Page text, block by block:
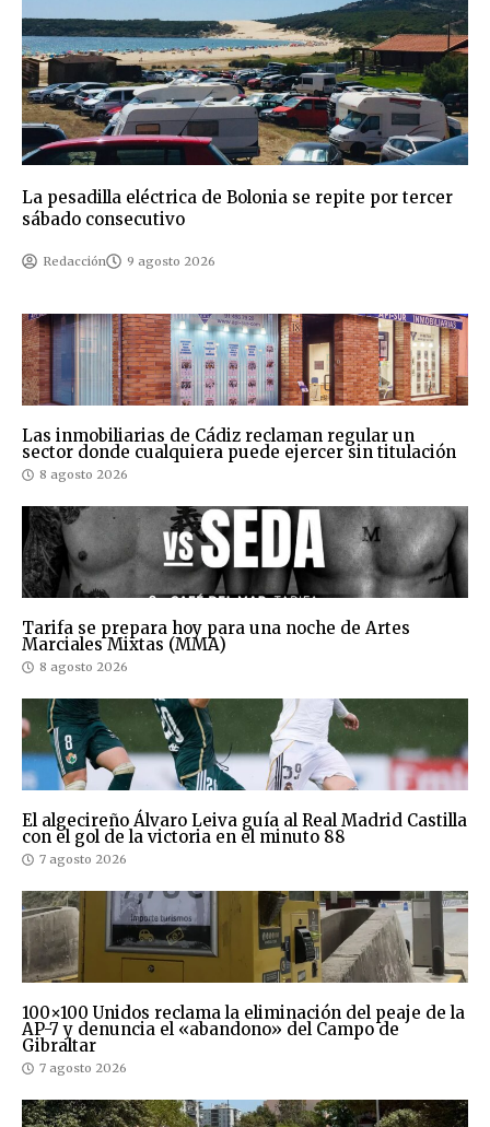
La pesadilla eléctrica de Bolonia se repite por tercer
sábado consecutivo
Redacción 9 agosto 2026
Las inmobiliarias de Cádiz reclaman regular un
sector donde cualquiera puede ejercer sin titulación
8 agosto 2026
Tarifa se prepara hoy para una noche de Artes
Marciales Mixtas (MMA)
8 agosto 2026
El algecireño Álvaro Leiva guía al Real Madrid Castilla
con el gol de la victoria en el minuto 88
7 agosto 2026
100×100 Unidos reclama la eliminación del peaje de la
AP-7 y denuncia el «abandono» del Campo de
Gibraltar
7 agosto 2026